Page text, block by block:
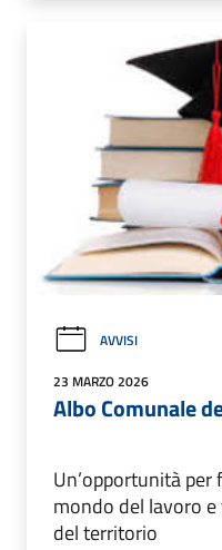
AVVISI
23 MARZO 2026
Albo Comunale
Un’opportunità per
mondo del lavoro
del territorio